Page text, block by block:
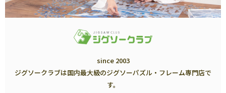
since 2003
ジグソークラブは国内最大級のジグソーパズル・フレーム専門店で
す。